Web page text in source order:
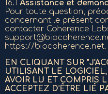
16.1 Assistance et
Pour toute question,
concernant le présent
contacter Coherence
https://biocoherence.net.
EN CLIQUANT SUR
UTILISANT LE
AVOIR LU ET COMPRIS
ACCEPTEZ D'ÊTRE LIÉ